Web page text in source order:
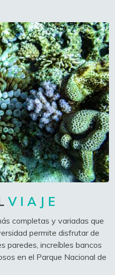
V I A J E
completas y variadas que
permite disfrutar de
paredes, increíbles bancos
en el Parque Nacional de